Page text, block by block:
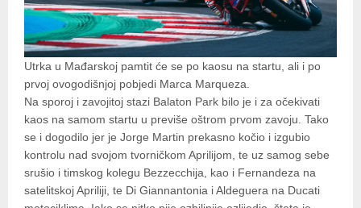
Utrka u Mađarskoj pamtit će se po kaosu na startu, ali i po
prvoj ovogodišnjoj pobjedi Marca Marqueza.
Na sporoj i zavojitoj stazi Balaton Park bilo je i za očekivati
kaos na samom startu u previše oštrom prvom zavoju. Tako
se i dogodilo jer je Jorge Martin prekasno kočio i izgubio
kontrolu nad svojom tvorničkom Aprilijom, te uz samog sebe
srušio i timskog kolegu Bezzecchija, kao i Fernandeza na
satelitskoj Apriliji, te Di Giannantonia i Aldeguera na Ducati